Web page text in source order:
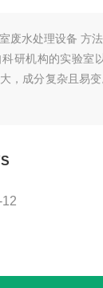
废水处理设备 方
研机构的实验室
，成分复杂且易